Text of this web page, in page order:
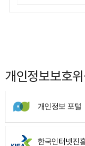
개인정보보호
개인정보 포털
한국인터넷진